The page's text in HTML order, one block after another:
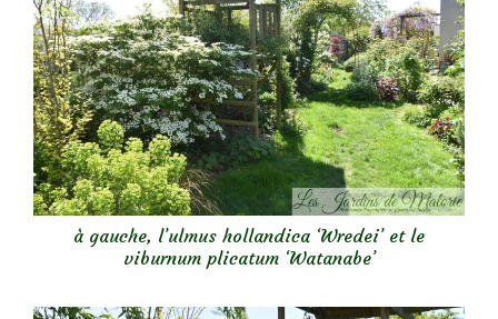
à gauche, l’ulmus hollandica ‘Wredei’ et le
viburnum plicatum ‘Watanabe’